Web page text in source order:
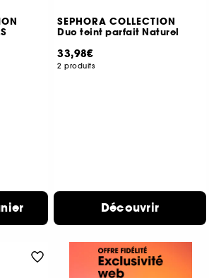
SEPHORA COLLECTION
Duo teint parfait Naturel
33,98€
2 produits
Découvrir